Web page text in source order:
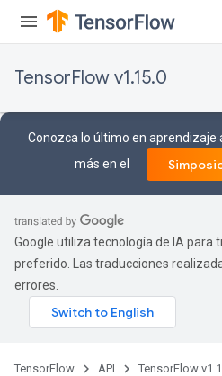
TensorFlow v1.15.0
Conozca lo último en
más en el
Google utiliza tecnología de IA para
preferido. Las traducciones
errores.
TensorFlow API TensorFlow